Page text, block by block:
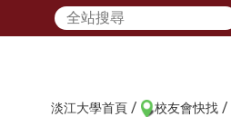
淡江大學首頁 / 校友會快找 /